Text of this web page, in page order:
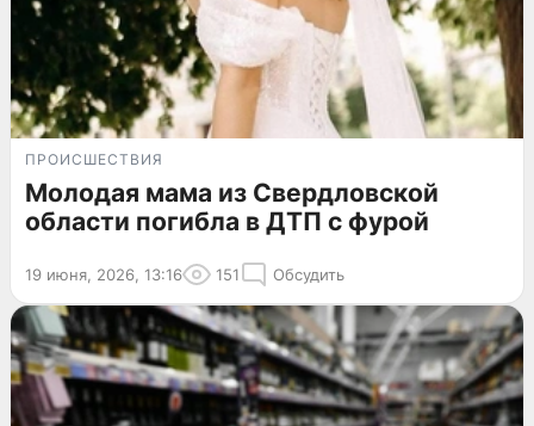
ПРОИСШЕСТВИЯ
Молодая мама из Свердловской
области погибла в ДТП с фурой
19 июня, 2026, 13:16 151 Обсудить